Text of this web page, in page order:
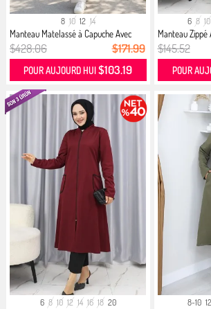
8 10 12 14
Manteau Matelassé à Capuche Avec
Dé...
$428.06 $171.99
POUR AUJOURD HUI$103.19
6 8 10
Manteau Zippé
$145.52
POUR
6 8 10 12 14 16 18 20 8-10